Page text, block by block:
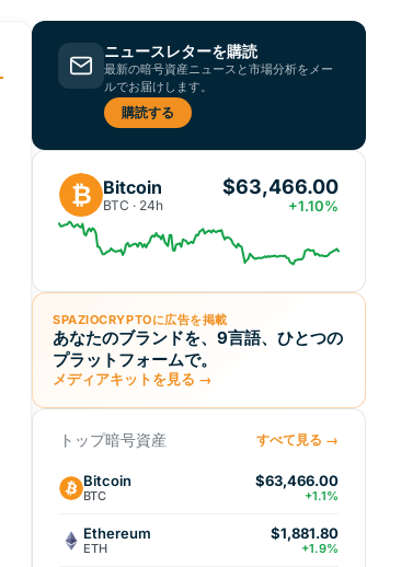
ニュースレターを購読
最新の暗号資産ニュースと市場分析をメー
ルでお届けします。
購読する
₿ Bitcoin
BTC · 24h
$63,466.00
+1.10%
SPAZIOCRYPTOに広告を掲載
あなたのブランドを、9言語、ひとつの
プラットフォームで。
メディアキットを見る →
トップ暗号資産 すべて見る →
Bitcoin
BTC
$63,466.00
+1.1%
Ethereum
ETH
$1,881.80
+1.9%